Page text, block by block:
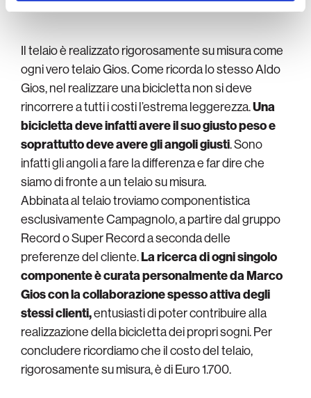
Il telaio è realizzato rigorosamente su misura come
ogni vero telaio Gios. Come ricorda lo stesso Aldo
Gios, nel realizzare una bicicletta non si deve
rincorrere a tutti i costi l’estrema leggerezza.Una
bicicletta deve infatti avere il suo giusto peso e
soprattutto deve avere gli angoli giusti. Sono
infatti gli angoli a fare la differenza e far dire che
siamo di fronte a un telaio su misura.
Abbinata al telaio troviamo componentistica
esclusivamente Campagnolo, a partire dal gruppo
Record o Super Record a seconda delle
preferenze del cliente.La ricerca di ogni singolo
componente è curata personalmente da Marco
Gios con la collaborazione spesso attiva degli
stessi clienti,entusiasti di poter contribuire alla
realizzazione della bicicletta dei propri sogni. Per
concludere ricordiamo che il costo del telaio,
rigorosamente su misura, è di Euro 1.700.